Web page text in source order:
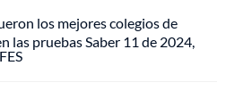
los mejores colegios de
las pruebas Saber 11 de 2024,